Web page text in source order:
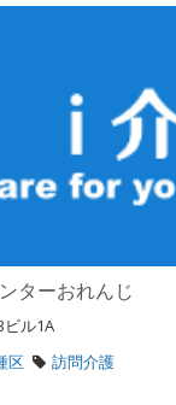
ターおれんじ
ル1A
区
訪問介護